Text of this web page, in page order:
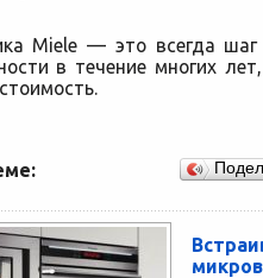
Miele — это всегда
в течение многих